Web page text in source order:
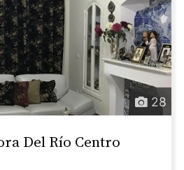
28
Del Río Centro